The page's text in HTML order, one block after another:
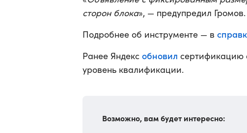
сторон блока», — предупредил Громов.
Подробнее об инструменте — в
Ранее Яндекс обновил сертификацию
уровень квалификации.
Возможно, вам будет интересно: